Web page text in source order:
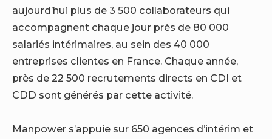
aujourd’hui plus de 3 500 collaborateurs qui
accompagnent chaque jour près de 80 000
salariés intérimaires, au sein des 40 000
entreprises clientes en France. Chaque année,
près de 22 500 recrutements directs en CDI et
CDD sont générés par cette activité.
Manpower s’appuie sur 650 agences d’intérim et